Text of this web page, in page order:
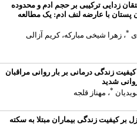
زدایی ترکیبی بر حجم ادم و محدوده
با عارضه لنف ادم: یک مطالعه
، زهرا شیخی مبارکه، کریم آزالی
زندگی درمانی بر بار روانی مراقبان
شدید
، مهناز قلجه
کیفیت زندگی بیماران مبتلا به سکته